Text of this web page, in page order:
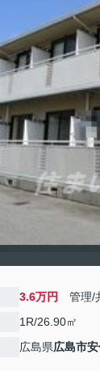
3.6万円 管理/
1R/26.90㎡
広島県広島市